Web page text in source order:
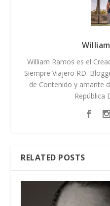
William Ramos es el
Siempre Viajero RD.
de Contenido y amante
República
RELATED POSTS